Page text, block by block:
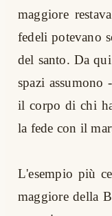
maggiore
fedeli potevano
del santo. Da
spazi assumono -
il corpo di chi
la fede con il
L'esempio più
maggiore della